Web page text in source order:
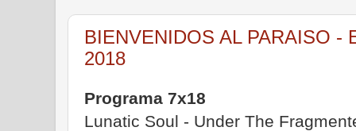
BIENVENIDOS AL PARAISO -
2018
Programa 7x18
Lunatic Soul - Under The